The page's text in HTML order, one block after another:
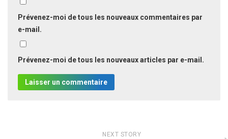
Prévenez-moi de tous les nouveaux commentaires par
e-mail.
Prévenez-moi de tous les nouveaux articles par e-mail.
NEXT STORY